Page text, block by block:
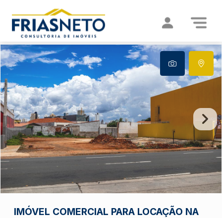
IMÓVEL COMERCIAL PARA LOCAÇÃO NA